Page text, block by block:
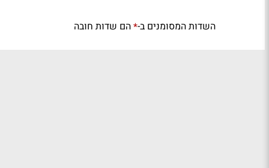
השדות המסומנים ב-*הם שדות חובה